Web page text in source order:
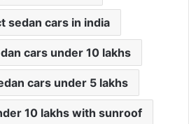
sedan cars in india
cars under 10 lakhs
cars under 5 lakhs
10 lakhs with sunroof